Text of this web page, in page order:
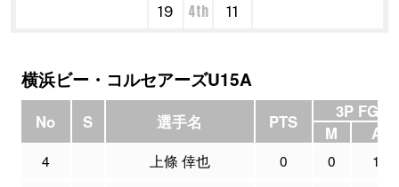
19
4th 11
横浜ビー・コルセアーズU15A
No S 選手名 PTS
3P FG
M
A
4 上條 倖也 0 0
1